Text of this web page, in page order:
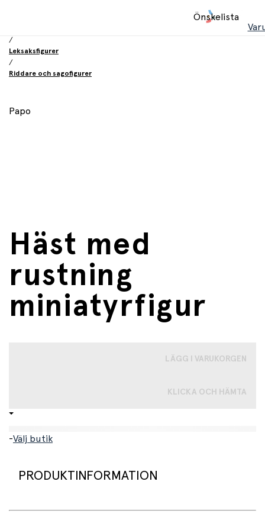
Önskelista
/
Leksaksfigurer
/
Riddare och sagofigurer
Papo
Häst med
rustning
miniatyrfigur
LÄGG I VARUKORGEN
KLICKA OCH HÄMTA
-Välj butik
PRODUKTINFORMATION
Riddare i rustning från Papo. Naturtrogen, handmålad